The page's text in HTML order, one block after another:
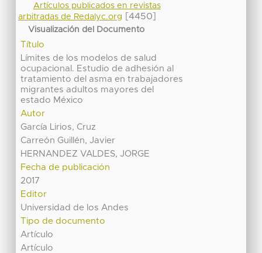
Artículos publicados en revistas
arbitradas de Redalyc.org
[4450]
Visualización del Documento
Título
Límites de los modelos de salud
ocupacional. Estudio de adhesión al
tratamiento del asma en trabajadores
migrantes adultos mayores del
estado México
Autor
García Lirios, Cruz
Carreón Guillén, Javier
HERNANDEZ VALDES, JORGE
Fecha de publicación
2017
Editor
Universidad de los Andes
Tipo de documento
Artículo
Artículo